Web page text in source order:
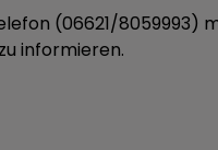
(06621/8059993)
informieren.